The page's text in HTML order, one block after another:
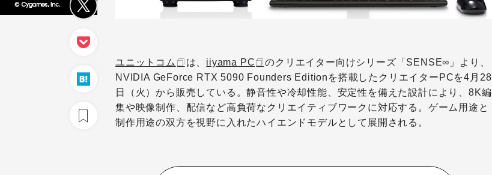
ユニットコム は、 iiyama PC
のクリエイター向けシリーズ「SENSE∞」より、
NVIDIA GeForce RTX 5090 Founders Editionを搭載したクリエイターPCを4月28
日（火）から販売している。静音性や冷却性能、安定性を備えた設計により、8K編
集や映像制作、配信など高負荷なクリエイティブワークに対応する。ゲーム用途と
制作用途の双方を視野に入れたハイエンドモデルとして展開される。